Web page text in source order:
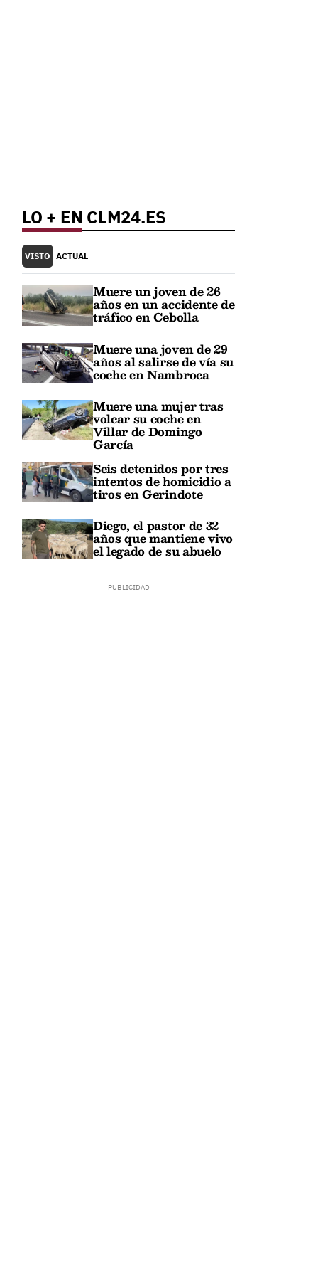
LO + EN CLM24.ES
VISTO ACTUAL
Muere un joven de 26
años en un accidente de
tráfico en Cebolla
Muere una joven de 29
años al salirse de vía su
coche en Nambroca
Muere una mujer tras
volcar su coche en
Villar de Domingo
García
Seis detenidos por tres
intentos de homicidio a
tiros en Gerindote
Diego, el pastor de 32
años que mantiene vivo
el legado de su abuelo